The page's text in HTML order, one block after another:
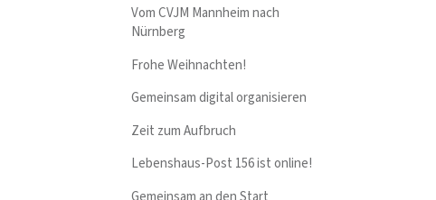
Vom CVJM Mannheim nach
Nürnberg
Frohe Weihnachten!
Gemeinsam digital organisieren
Zeit zum Aufbruch
Lebenshaus-Post 156 ist online!